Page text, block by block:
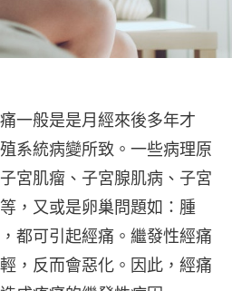
一般是是月經來後多年才
系統病變所致。一些病理原
宮肌瘤、子宮腺肌病、子宮
，又或是卵巢問題如：腫
都可引起經痛。繼發性經痛
，反而會惡化。因此，經痛